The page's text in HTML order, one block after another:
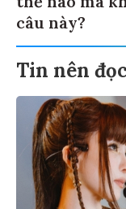
câu này?
Tin nên đọc